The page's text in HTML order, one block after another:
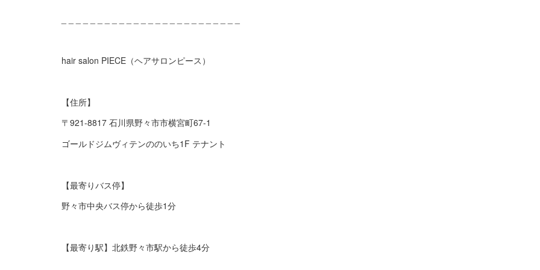
hair salon PIECE（ヘアサロンピース）
【住所】
〒921-8817 石川県野々市市横宮町67-1
ゴールドジムヴィテンののいち1F テナント
【最寄りバス停】
野々市中央バス停から徒歩1分
【最寄り駅】北鉄野々市駅から徒歩4分